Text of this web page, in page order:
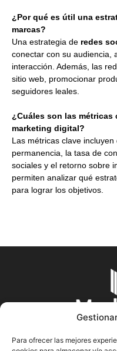
Para ofrecer las mejores
¿Por qué es útil una
marcas?
Una estrategia de redes
conectar con su audiencia,
interacción. Además, las
sitio web, promocionar
seguidores leales.
¿Cuáles son las métricas
marketing digital?
Las métricas clave
permanencia, la tasa de
sociales y el retorno sobre
permiten analizar qué
para lograr los objetivos.